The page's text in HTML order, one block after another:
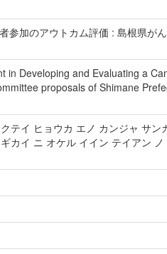
参加のアウトカム評価 : 島根県が
in Developing and Evaluating a
proposals of Shimane
テイ ヒョウカ エノ カンジャ サ
カイ ニ オケル イイン テイアン